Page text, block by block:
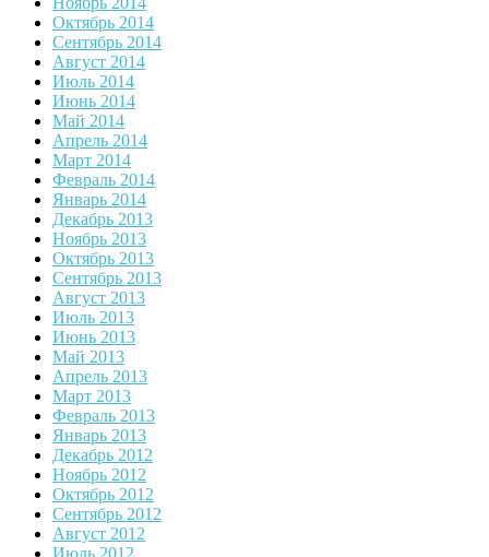
Октябрь 2014
Сентябрь 2014
Август 2014
Июль 2014
Июнь 2014
Май 2014
Апрель 2014
Март 2014
Февраль 2014
Январь 2014
Декабрь 2013
Ноябрь 2013
Октябрь 2013
Сентябрь 2013
Август 2013
Июль 2013
Июнь 2013
Май 2013
Апрель 2013
Март 2013
Февраль 2013
Январь 2013
Декабрь 2012
Ноябрь 2012
Октябрь 2012
Сентябрь 2012
Август 2012